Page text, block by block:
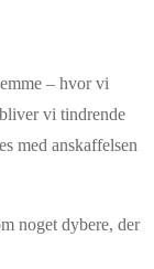
– hvor vi
vi tindrende
med anskaffelsen
noget dybere, der